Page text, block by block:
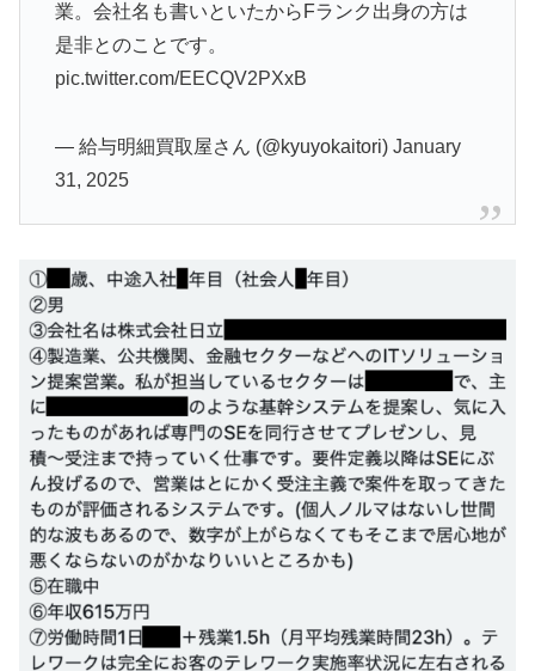
業。会社名も書いといたからFランク出身の方は
是非とのことです。
pic.twitter.com/EECQV2PXxB
— 給与明細買取屋さん (@kyuyokaitori) January
31, 2025